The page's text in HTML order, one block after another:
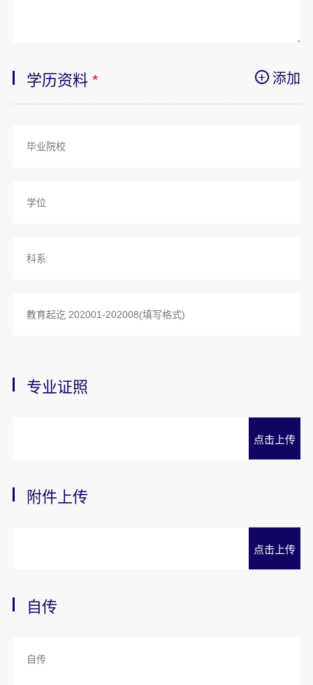
学历资料 * 添加
专业证照
点击上传
附件上传
点击上传
自传